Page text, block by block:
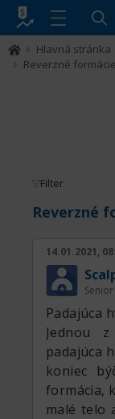
Hlavná stránka
Reverzné formácie
Filter
Reverzné
14.01.2021,
Padajúca
Jednou
padajúca
koniec
formácia,
malé telo